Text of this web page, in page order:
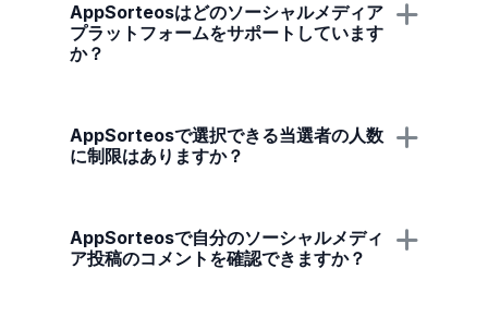
AppSorteosはどのソーシャルメディア
プラットフォームをサポートしています
か？
AppSorteosで選択できる当選者の人数
に制限はありますか？
AppSorteosで自分のソーシャルメディ
ア投稿のコメントを確認できますか？